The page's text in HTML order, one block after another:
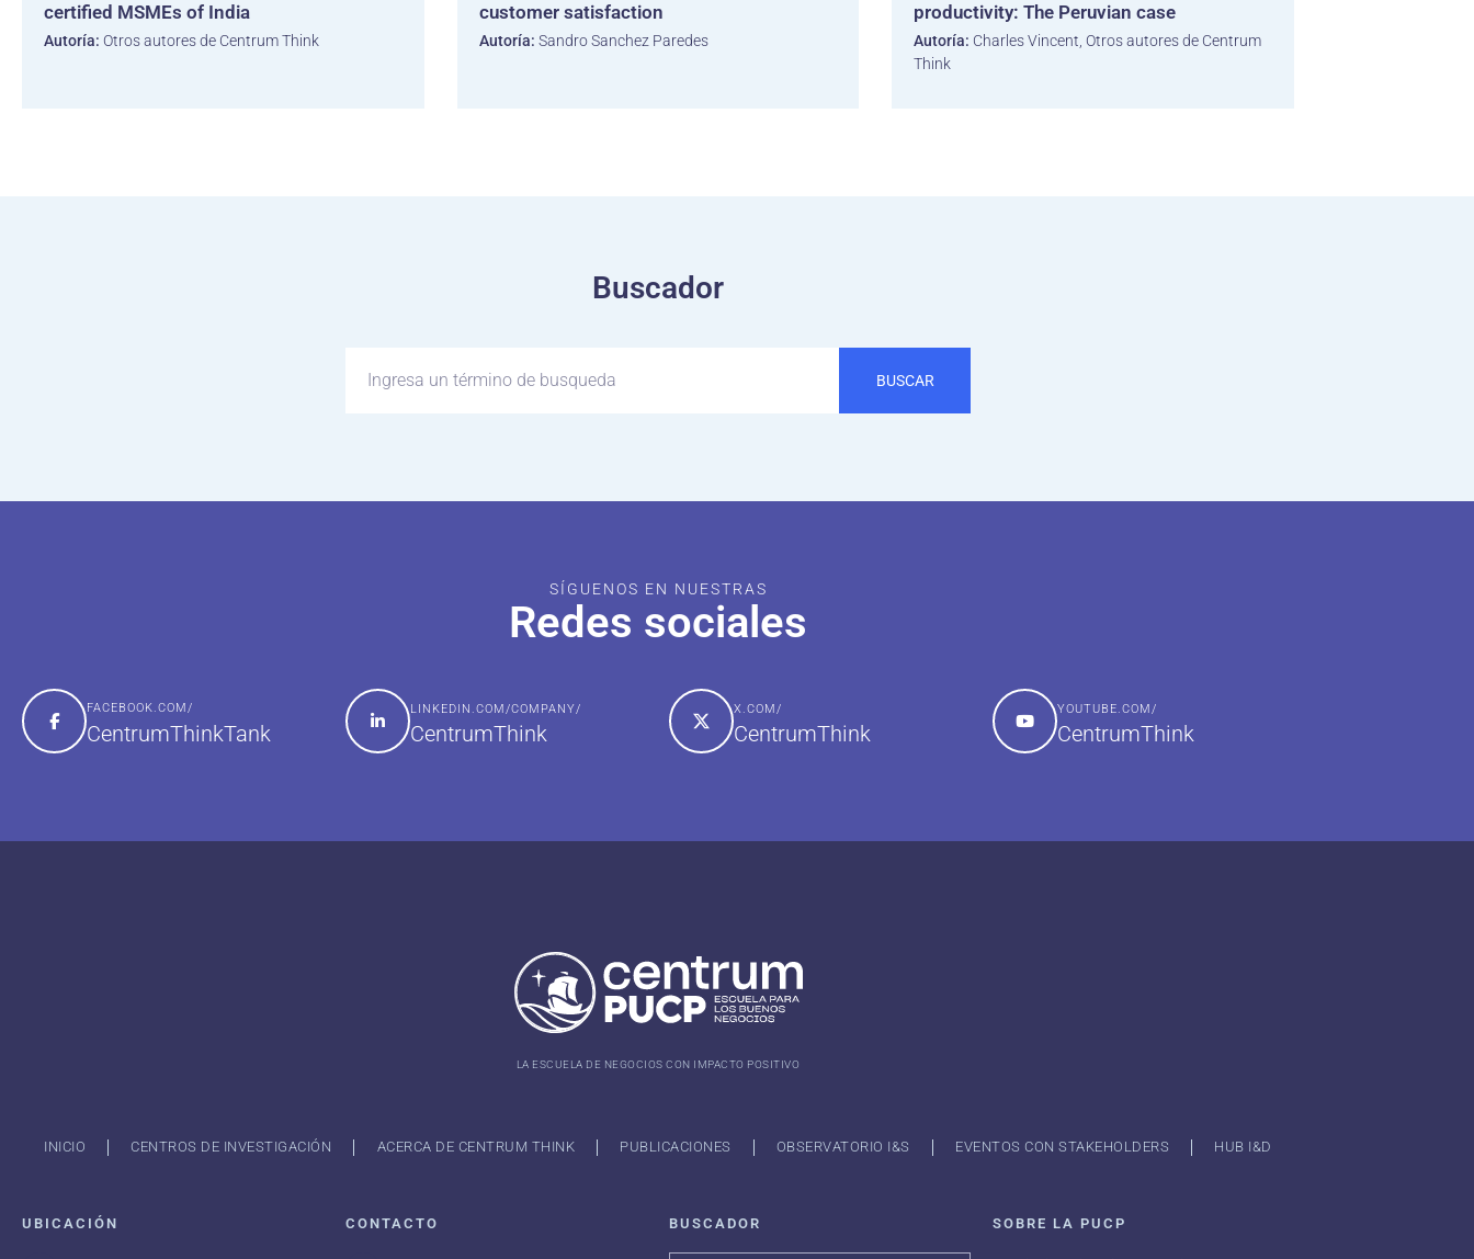
certified MSMEs of India
Autoría: Otros autores de Centrum Think
customer satisfaction
Autoría: Sandro Sanchez Paredes
productivity: The Peruvian case
Autoría: Charles Vincent, Otros autores de Centrum
Think
Buscador
BUSCAR
SÍGUENOS EN NUESTRAS
Redes sociales
FACEBOOK.COM/
CentrumThinkTank
LINKEDIN.COM/COMPANY/
CentrumThink
X.COM/
CentrumThink
YOUTUBE.COM/
CentrumThink
LA ESCUELA DE NEGOCIOS CON IMPACTO POSITIVO
INICIO CENTROS DE INVESTIGACIÓN ACERCA DE CENTRUM THINK PUBLICACIONES OBSERVATORIO I&S EVENTOS CON STAKEHOLDERS HUB I&D
UBICACIÓN CONTACTO BUSCADOR SOBRE LA PUCP